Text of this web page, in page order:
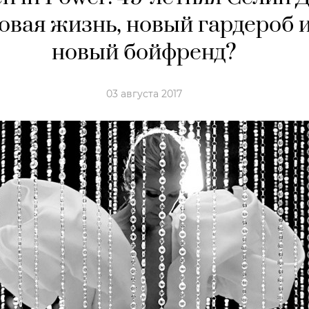
жизнь, новый гардероб
новый бойфренд?
03 августа 2017